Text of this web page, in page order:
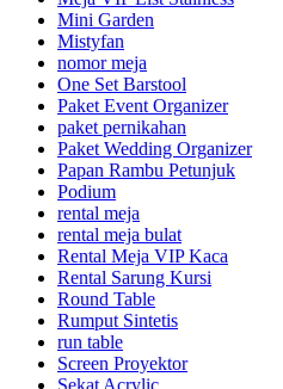
Mini Garden
Mistyfan
nomor meja
One Set Barstool
Paket Event Organizer
paket pernikahan
Paket Wedding Organizer
Papan Rambu Petunjuk
Podium
rental meja
rental meja bulat
Rental Meja VIP Kaca
Rental Sarung Kursi
Round Table
Rumput Sintetis
run table
Screen Proyektor
Sekat Acrylic